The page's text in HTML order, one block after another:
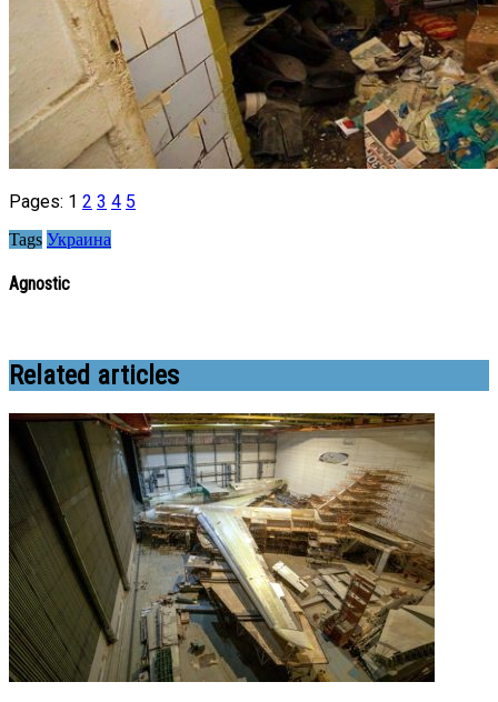
Pages: 1 2 3 4 5
Tags Украина
Agnostic
Related articles